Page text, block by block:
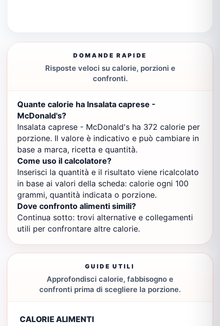
DOMANDE RAPIDE
Risposte veloci su calorie, porzioni e
confronti.
Quante calorie ha Insalata caprese -
McDonald's?
Insalata caprese - McDonald's ha 372 calorie per
porzione. Il valore è indicativo e può cambiare in
base a marca, ricetta e quantità.
Come uso il calcolatore?
Inserisci la quantità e il risultato viene ricalcolato
in base ai valori della scheda: calorie ogni 100
grammi, quantità indicata o porzione.
Dove confronto alimenti simili?
Continua sotto: trovi alternative e collegamenti
utili per confrontare altre calorie.
GUIDE UTILI
Approfondisci calorie, fabbisogno e
confronti prima di scegliere la porzione.
CALORIE ALIMENTI